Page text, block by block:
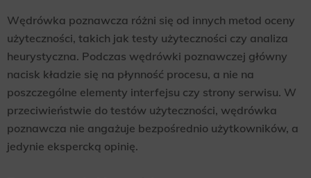
Wędrówka poznawcza różni się od innych metod oceny
użyteczności, takich jak testy użyteczności czy analiza
heurystyczna. Podczas wędrówki poznawczej główny
nacisk kładzie się na płynność procesu, a nie na
poszczególne elementy interfejsu czy strony serwisu. W
przeciwieństwie do testów użyteczności, wędrówka
poznawcza nie angażuje bezpośrednio użytkowników, a
jedynie ekspercką opinię.